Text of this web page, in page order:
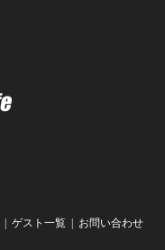
ゲスト一覧 お問い合わせ